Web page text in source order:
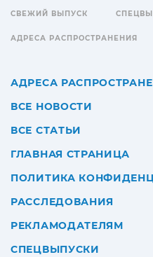
СВЕЖИЙ ВЫПУСК
АДРЕСА РАСПРОСТРАНЕНИЯ
АДРЕСА
ВСЕ НОВОСТИ
ВСЕ СТАТЬИ
ГЛАВНАЯ СТРАНИЦА
ПОЛИТИКА
РАССЛЕДОВАНИЯ
РЕКЛАМОДАТЕЛЯМ
СПЕЦВЫПУСКИ